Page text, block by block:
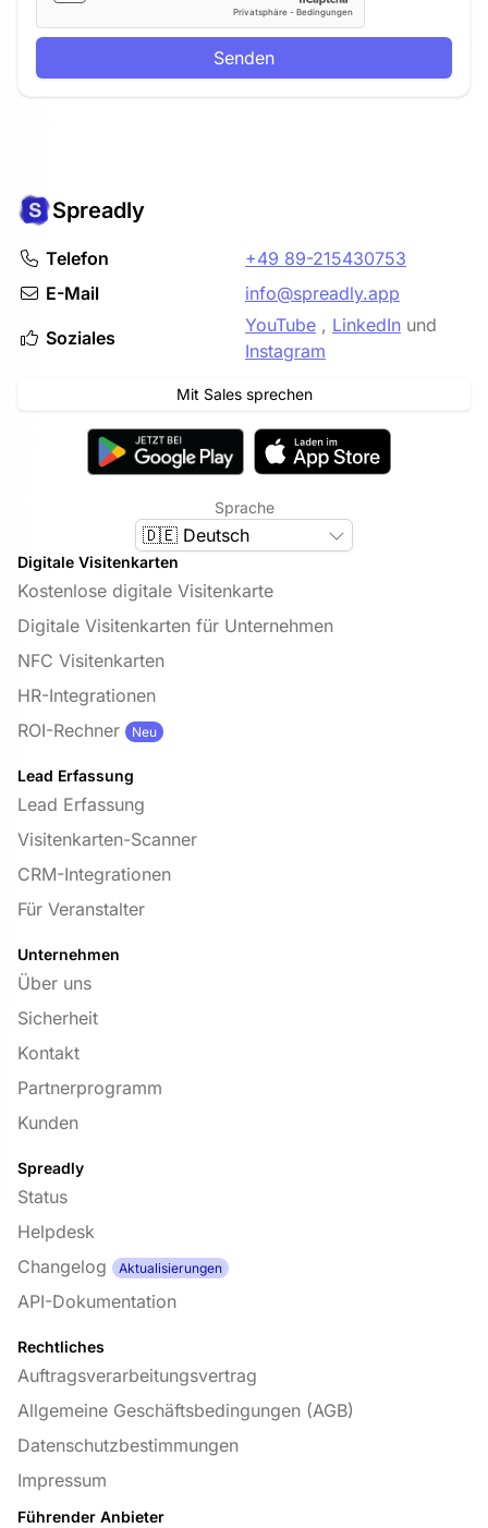
Senden
Spreadly
Telefon
+49 89-215430753
E-Mail
info@spreadly.app
Soziales
YouTube , LinkedIn und
Instagram
Mit Sales sprechen
Sprache
🇩🇪 Deutsch
Digitale Visitenkarten
Kostenlose digitale Visitenkarte
Digitale Visitenkarten für Unternehmen
NFC Visitenkarten
HR-Integrationen
ROI-Rechner
Neu
Lead Erfassung
Lead Erfassung
Visitenkarten-Scanner
CRM-Integrationen
Für Veranstalter
Unternehmen
Über uns
Sicherheit
Kontakt
Partnerprogramm
Kunden
Spreadly
Status
Helpdesk
Changelog
Aktualisierungen
API-Dokumentation
Rechtliches
Auftragsverarbeitungsvertrag
Allgemeine Geschäftsbedingungen (AGB)
Datenschutzbestimmungen
Impressum
Führender Anbieter